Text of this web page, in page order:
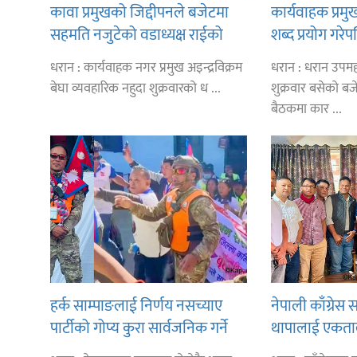
कावा प्रमुखको जिद्दीपनले बजेटमा
सहमति नजुटेको वडाध्यक्ष राईको
आरोप
धरान : कार्यवाहक नगर प्रमुख अइन्द्रविक्रम
बेघा व्यवहारिक नहुदा शुक्रवारको ध ...
कार्यवाहक
शब्द प्रयोग
कारण नगरसभा
धरान : धरान
शुक्रवार बसेको
बैठकमा कार ...
हर्क साम्पाङलाई निर्णय नसच्याए
पार्टीको गोप्य कुरा सार्वजनिक गर्ने
ज्ञानु चाम्लिङको चेतावनी
नेपाली काँग्रेस
थापालाई
निर्माण गर्न